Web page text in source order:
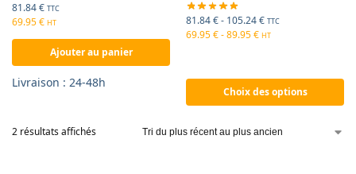
81.84€ TTC
69.95€ HT
Ajouter au panier
Livraison : 24-48h
81.84€- 105.24€ TTC
69.95€-89.95€ HT
Choix des options
2 résultats affichés